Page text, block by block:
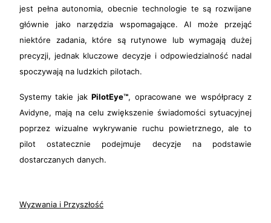
jest pełna autonomia, obecnie technologie te są rozwijane
głównie jako narzędzia wspomagające. AI może przejąć
niektóre zadania, które są rutynowe lub wymagają dużej
precyzji, jednak kluczowe decyzje i odpowiedzialność nadal
spoczywają na ludzkich pilotach.
Systemy takie jakPilotEye™, opracowane we współpracy z
Avidyne, mają na celu zwiększenie świadomości sytuacyjnej
poprzez wizualne wykrywanie ruchu powietrznego, ale to
pilot ostatecznie podejmuje decyzje na podstawie
dostarczanych danych.
Wyzwania i Przyszłość